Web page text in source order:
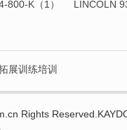
800-K（1）
LINCOLN
展训练培训
Rights